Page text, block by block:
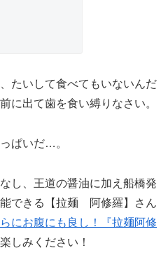
たいして食べてもいないんだ
に出て歯を食い縛りなさい。
ぱいだ…。
し、王道の醤油に加え船橋発
できる【拉麺 阿修羅】さん
にお腹にも良し！『拉麺阿修
しみください！